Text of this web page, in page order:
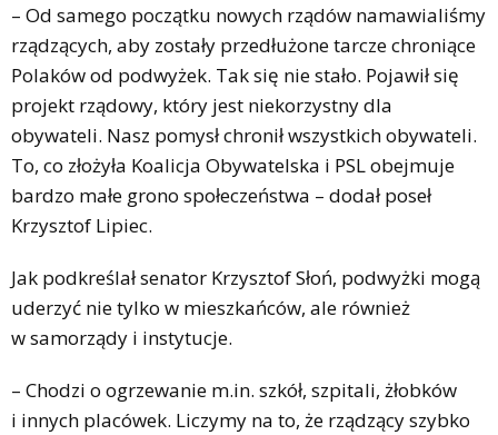
– Od samego początku nowych rządów namawialiśmy
rządzących, aby zostały przedłużone tarcze chroniące
Polaków od podwyżek. Tak się nie stało. Pojawił się
projekt rządowy, który jest niekorzystny dla
obywateli. Nasz pomysł chronił wszystkich obywateli.
To, co złożyła Koalicja Obywatelska i PSL obejmuje
bardzo małe grono społeczeństwa – dodał poseł
Krzysztof Lipiec.
Jak podkreślał senator Krzysztof Słoń, podwyżki mogą
uderzyć nie tylko w mieszkańców, ale również
w samorządy i instytucje.
– Chodzi o ogrzewanie m.in. szkół, szpitali, żłobków
i innych placówek. Liczymy na to, że rządzący szybko